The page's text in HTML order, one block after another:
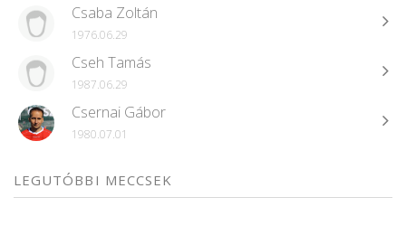
Csaba Zoltán
1976.06.29
Cseh Tamás
1987.06.29
Csernai Gábor
1980.07.01
LEGUTÓBBI MECCSEK